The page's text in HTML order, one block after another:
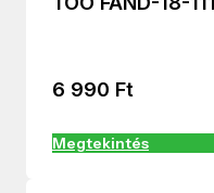
6 990 Ft
Megtekintés